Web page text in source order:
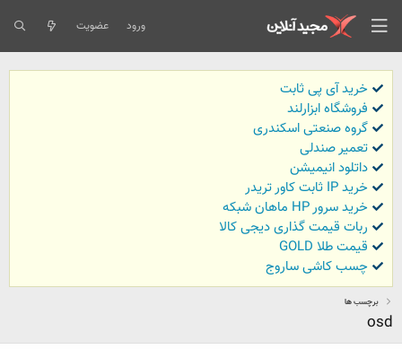
ورود عضویت
خرید آی پی ثابت
فروشگاه ابزارلند
گروه صنعتی اسکندری
تعمیر صندلی
داتلود انیمیشن
خرید IP ثابت کاور تریدر
خرید سرور HP ماهان شبکه
ربات قیمت گذاری دیجی کالا
قیمت طلا GOLD
چسب کاشی ساروج
برچسب ها
osd